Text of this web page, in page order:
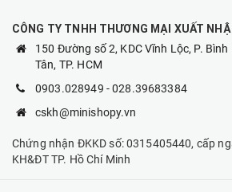
CÔNG TY TNHH THƯƠNG MẠI XUẤT
150 Đường số 2, KDC Vĩnh Lộc, P.
Tân, TP. HCM
0903.028949 -028.39683384
cskh@minishopy.vn
Chứng nhận ĐKKD số: 0315405440, cấp
KH&ĐT TP. Hồ Chí Minh